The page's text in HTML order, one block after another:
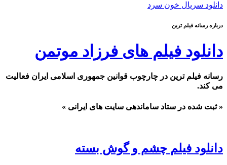
دانلود سریال خون سرد
درباره رسانه فیلم ترین
دانلود فیلم های فرزاد موتمن
رسانه فیلم ترین در چارچوب قوانین جمهوری اسلامی ایران فعالیت
می کند.
« ثبت شده در ستاد ساماندهی سایت های ایرانی »
دانلود فیلم چشم و گوش بسته